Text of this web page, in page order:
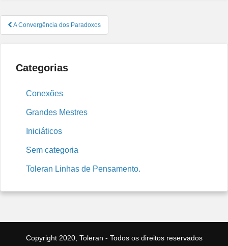
Navegação
de
A Convergência dos Paradoxos
Categorias
Conexões
Grandes Mestres
Iniciáticos
Sem categoria
Toleran Linhas de Pensamento.
Copyright 2020, Toleran - Todos os direitos reservados